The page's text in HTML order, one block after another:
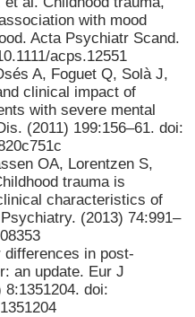
with mood
Acta Psychiatr Scand.
acps.12551
A, Foguet Q, Solà J,
clinical impact of
with severe mental
(2011) 199:156–61. doi:
OA, Lorentzen S,
trauma is
characteristics of
(2013) 74:991–
in post-
an update. Eur J
doi: